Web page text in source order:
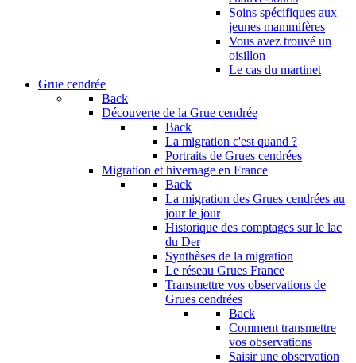
Soins spécifiques aux
jeunes mammifères
Vous avez trouvé un
oisillon
Le cas du martinet
Grue cendrée
Back
Découverte de la Grue cendrée
Back
La migration c'est quand ?
Portraits de Grues cendrées
Migration et hivernage en France
Back
La migration des Grues cendrées au
jour le jour
Historique des comptages sur le lac
du Der
Synthèses de la migration
Le réseau Grues France
Transmettre vos observations de
Grues cendrées
Back
Comment transmettre
vos observations
Saisir une observation